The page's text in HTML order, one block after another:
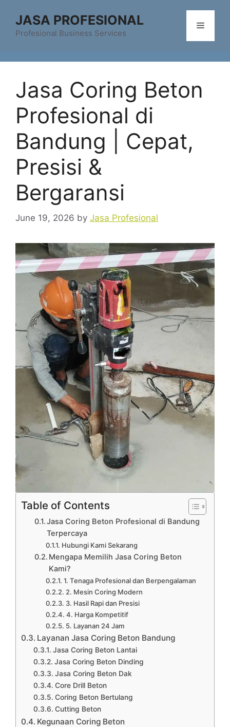
content
JASA PROFESIONAL
Profesional Business Services
Menu
Jasa Coring Beton
Profesional di
Bandung | Cepat,
Presisi &
Bergaransi
June 19, 2026 by Jasa Profesional
Table of Contents
Jasa Coring Beton Profesional di Bandung
Terpercaya
Hubungi Kami Sekarang
Mengapa Memilih Jasa Coring Beton
Kami?
1. Tenaga Profesional dan Berpengalaman
2. Mesin Coring Modern
3. Hasil Rapi dan Presisi
4. Harga Kompetitif
5. Layanan 24 Jam
Layanan Jasa Coring Beton Bandung
Jasa Coring Beton Lantai
Jasa Coring Beton Dinding
Jasa Coring Beton Dak
Core Drill Beton
Coring Beton Bertulang
Cutting Beton
Kegunaan Coring Beton